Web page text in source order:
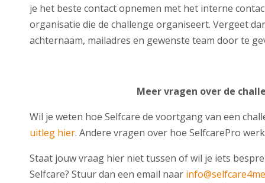
je het beste contact opnemen met het interne
organisatie die de challenge organiseert. Vergeet
achternaam, mailadres en gewenste team door te
Meer vragen over de
Wil je weten hoe Selfcare de voortgang van een
uitleg hier. Andere vragen over hoe SelfcarePro
Staat jouw vraag hier niet tussen of wil je iets
Selfcare? Stuur dan een email naar